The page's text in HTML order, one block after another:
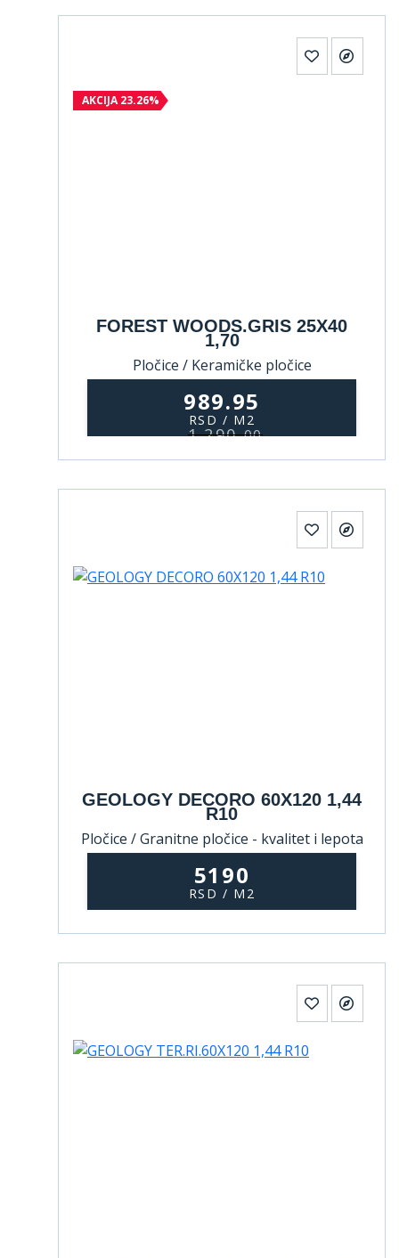
AKCIJA 23.26%
FOREST WOODS.GRIS 25X40
1,70
Pločice / Keramičke pločice
989.95
RSD / M2
1.290,00
GEOLOGY DECORO 60X120 1,44
R10
Pločice / Granitne pločice - kvalitet i lepota
5190
RSD / M2